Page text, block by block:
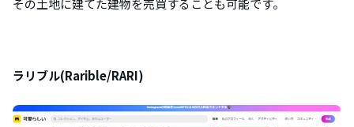
その土地に建てた建物を売買することも可能です。
ラリブル(Rarible/RARI)